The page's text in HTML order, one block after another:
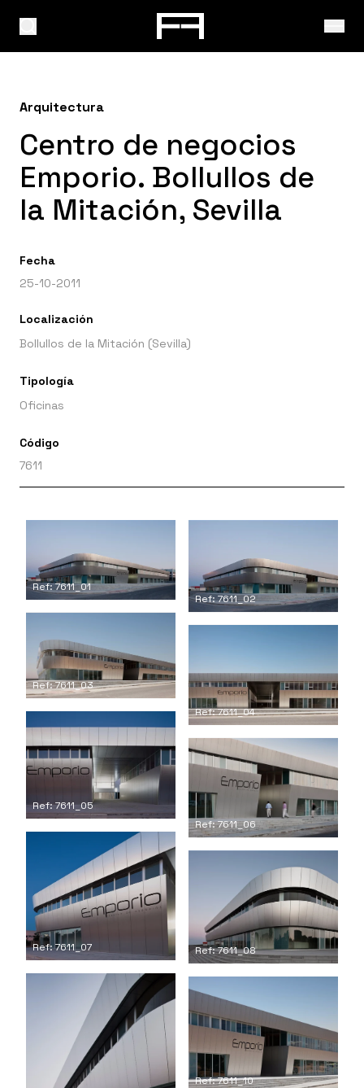
Arquitectura
Centro de negocios
Emporio. Bollullos de
la Mitación, Sevilla
Fecha
25-10-2011
Localización
Bollullos de la Mitación (Sevilla)
Tipología
Oficinas
Código
7611
Ref: 7611_01
Ref: 7611_02
Ref: 7611_03
Ref: 7611_04
Ref: 7611_05
Ref: 7611_06
Ref: 7611_07 Ref: 7611_08
Ref: 7611_10